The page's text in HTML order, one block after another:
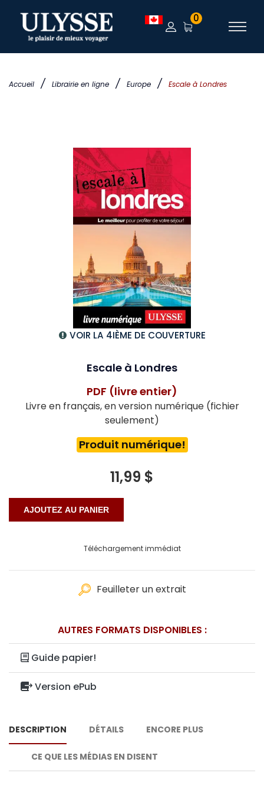
Accueil / Librairie en ligne / Europe / Escale à Londres
0
VOIR LA 4IÈME DE COUVERTURE
Escale à Londres
PDF (livre entier)
Livre en français, en version numérique (fichier
seulement)
Produit numérique!
11,99 $
Téléchargement immédiat
Feuilleter un extrait
AUTRES FORMATS DISPONIBLES :
Guide papier!
Version ePub
DESCRIPTION DÉTAILS ENCORE PLUS
CE QUE LES MÉDIAS EN DISENT